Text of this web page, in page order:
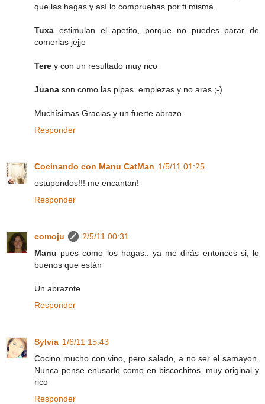
que las hagas y así lo compruebas por ti misma
Tuxa estimulan el apetito, porque no puedes parar de
comerlas jejje
Tere y con un resultado muy rico
Juana son como las pipas..empiezas y no aras ;-)
Muchísimas Gracias y un fuerte abrazo
Responder
Cocinando con Manu CatMan 1/5/11 01:25
estupendos!!! me encantan!
Responder
comoju
2/5/11 00:31
Manu pues como los hagas.. ya me dirás entonces si, lo
buenos que están
Un abrazote
Responder
Sylvia 1/6/11 15:43
Cocino mucho con vino, pero salado, a no ser el samayon.
Nunca pense enusarlo como en biscochitos, muy original y
rico
Responder